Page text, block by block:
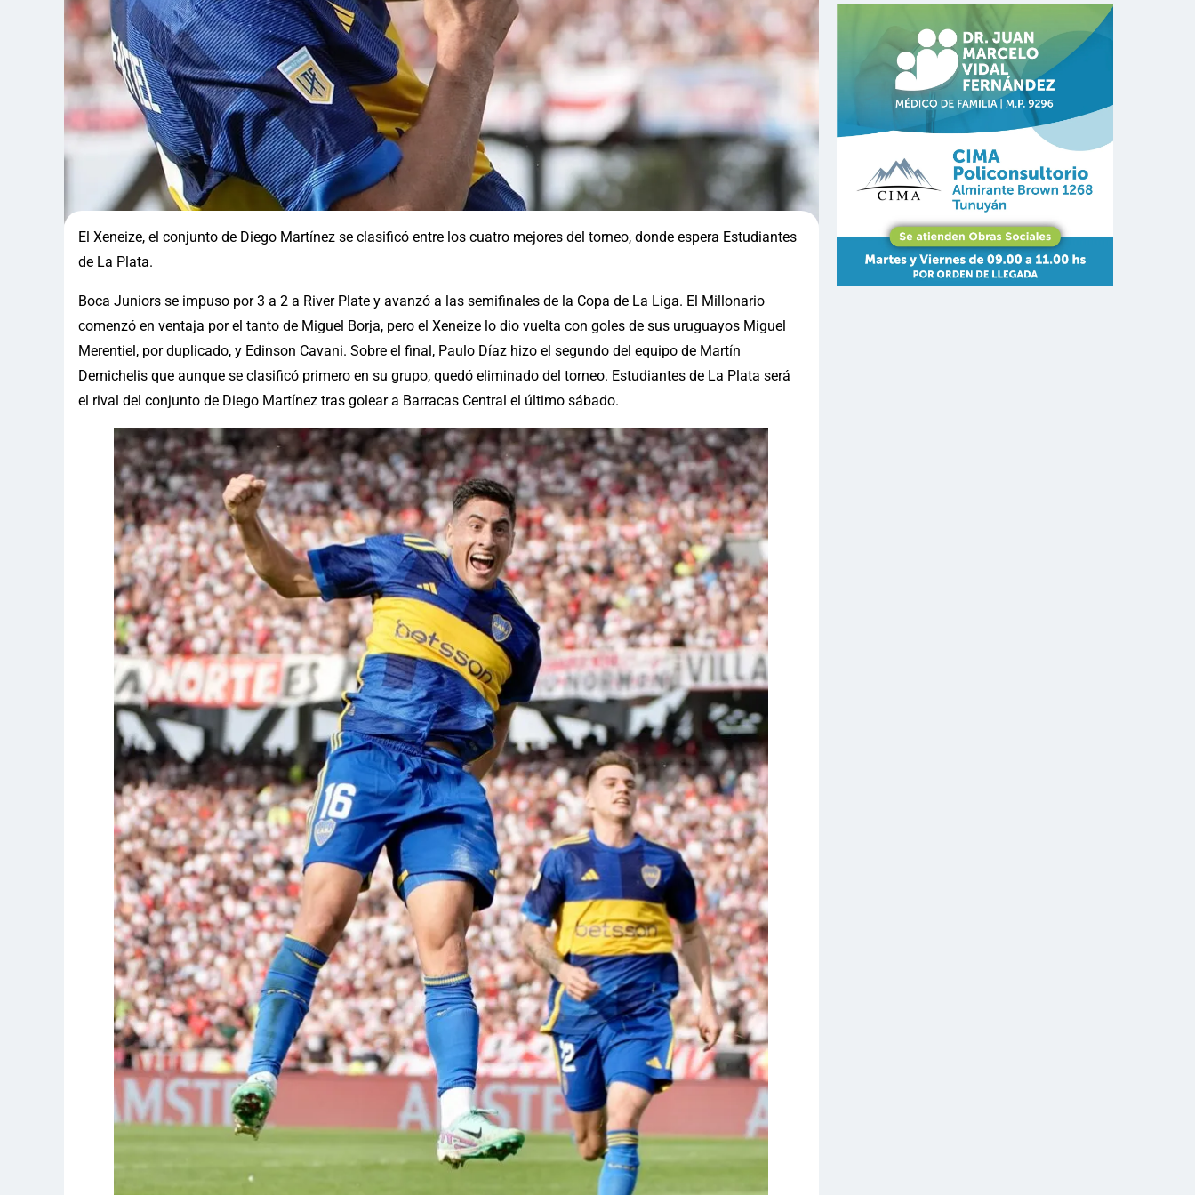
El Xeneize, el conjunto de Diego Martínez se clasificó entre los cuatro mejores del torneo, donde espera Estudiantes
de La Plata.
Boca Juniors se impuso por 3 a 2 a River Plate y avanzó a las semifinales de la Copa de La Liga. El Millonario
comenzó en ventaja por el tanto de Miguel Borja, pero el Xeneize lo dio vuelta con goles de sus uruguayos Miguel
Merentiel, por duplicado, y Edinson Cavani. Sobre el final, Paulo Díaz hizo el segundo del equipo de Martín
Demichelis que aunque se clasificó primero en su grupo, quedó eliminado del torneo. Estudiantes de La Plata será
el rival del conjunto de Diego Martínez tras golear a Barracas Central el último sábado.